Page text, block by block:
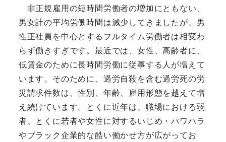
非正規雇用の短時間労働者の増加にともない、
男女計の平均労働時間は減少してきましたが、男
性正社員を中心とするフルタイム労働者は相変わ
らず働きすぎです。最近では、女性、高齢者に、
低賃金のために長時間労働に従事する人が増えて
います。そのために、過労自殺を含む過労死の労
災請求件数は、性別、年齢、雇用形態を越えて増
え続けています。とくに近年は、職場における弱
者、とくに若者や女性に対するいじめ・パワハラ
やブラック企業的な酷い働かせ方が広がってお